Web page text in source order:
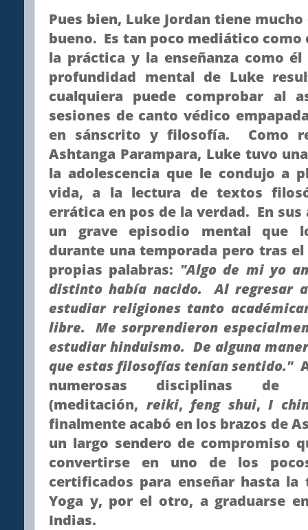
Pues bien, Luke Jordan tiene
bueno. Es tan poco mediático
la práctica y la enseñanza como
profundidad mental de Luke
cualquiera puede comprobar al
sesiones de canto védico
en sánscrito y filosofía. Como
Ashtanga Parampara, Luke tuvo
la adolescencia que le condujo a
vida, a la lectura de textos
errática en pos de la verdad. En
un grave episodio mental que
durante una temporada pero tras
propias palabras: "Algo de mi yo
distinto había nacido. Al regresar
estudiar religiones tanto
libre. Me sorprendieron
estudiar hinduismo. De alguna
que estas filosofías tenían sentido."A
numerosas disciplinas de
(meditación, reiki, feng shui,I
finalmente acabó en los brazos de
un largo sendero de compromiso
convertirse en uno de los
certificados para enseñar hasta la
Yoga y, por el otro, a graduarse
Indias.